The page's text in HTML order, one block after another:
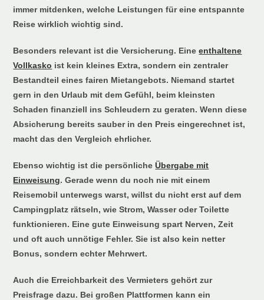
immer mitdenken, welche Leistungen für eine entspannte
Reise wirklich wichtig sind.
Besonders relevant ist die Versicherung. Eineenthaltene
Vollkasko ist kein kleines Extra, sondern ein zentraler
Bestandteil eines fairen Mietangebots. Niemand startet
gern in den Urlaub mit dem Gefühl, beim kleinsten
Schaden finanziell ins Schleudern zu geraten. Wenn diese
Absicherung bereits sauber in den Preis eingerechnet ist,
macht das den Vergleich ehrlicher.
Ebenso wichtig ist die persönlicheÜbergabe mit
Einweisung. Gerade wenn du noch nie mit einem
Reisemobil unterwegs warst, willst du nicht erst auf dem
Campingplatz rätseln, wie Strom, Wasser oder Toilette
funktionieren. Eine gute Einweisung spart Nerven, Zeit
und oft auch unnötige Fehler. Sie ist also kein netter
Bonus, sondern echter Mehrwert.
Auch die Erreichbarkeit des Vermieters gehört zur
Preisfrage dazu. Bei großen Plattformen kann ein